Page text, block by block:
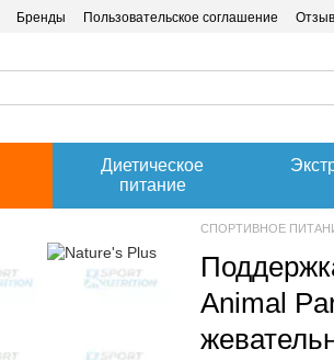
Бренды Пользовательское соглашение
Диетическое
питание
СПОРТИВНОЕ
Animal